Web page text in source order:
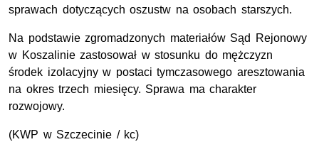
sprawach dotyczących oszustw na osobach starszych.
Na podstawie zgromadzonych materiałów Sąd Rejonowy
w Koszalinie zastosował w stosunku do mężczyzn
środek izolacyjny w postaci tymczasowego aresztowania
na okres trzech miesięcy. Sprawa ma charakter
rozwojowy.
(KWP w Szczecinie / kc)